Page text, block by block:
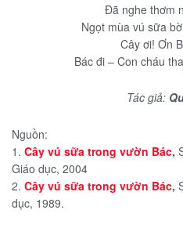
Đã nghe thơm
Ngọt mùa vú sữa
Cây ơi! Ơn
Bác đi – Con cháu
Tác giả:
Nguồn:
1. Cây vú sữa trong vườn Bác,
Giáo dục, 2004
2. Cây vú sữa trong vườn Bác,
dục, 1989.